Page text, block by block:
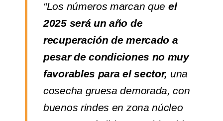
“Los números marcan que el
2025 será un año de
recuperación de mercado a
pesar de condiciones no muy
favorables para el sector, una
cosecha gruesa demorada, con
buenos rindes en zona núcleo